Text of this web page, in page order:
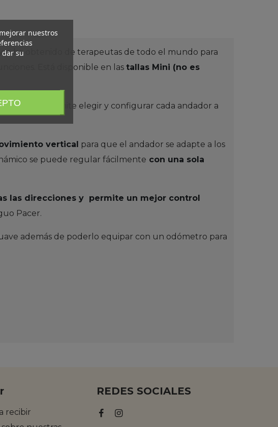
ha obtenido de terapeutas de todo el mundo para
Está disponible en las tallas Mini (no es
y 3 bases permite elegir y configurar cada andador a
vertical para que el andador se adapte a los
se puede regular fácilmente con una sola
las direcciones y permite un mejor control
Pacer.
además de poderlo equipar con un odómetro para
nuestros
dar su
recibir
REDES SOCIALES